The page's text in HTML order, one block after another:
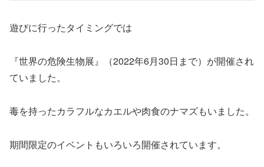
遊びに行ったタイミングでは
『世界の危険生物展』（2022年6月30日まで）が開催され
ていました。
毒を持ったカラフルなカエルや肉食のナマズもいました。
期間限定のイベントもいろいろ開催されています。